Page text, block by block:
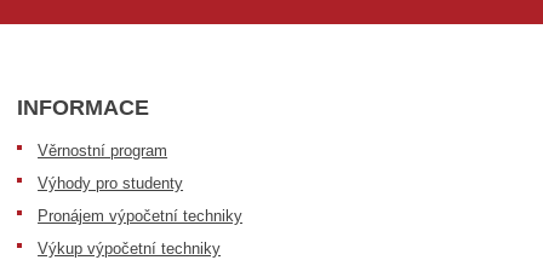
INFORMACE
Věrnostní program
Výhody pro studenty
Pronájem výpočetní techniky
Výkup výpočetní techniky